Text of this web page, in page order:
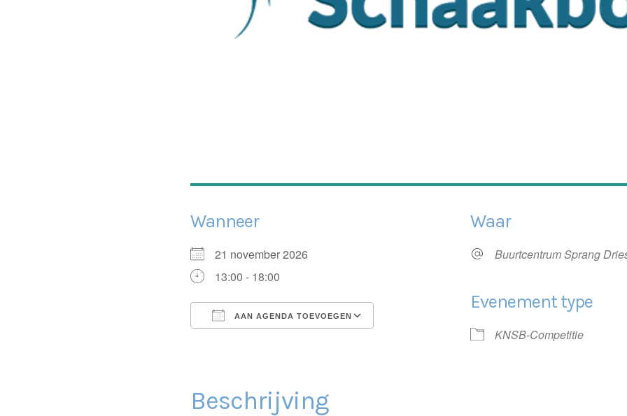
Wanneer
21 november 2026
13:00 - 18:00
AAN AGENDA TOEVOEGEN
Google Calendar iCalendar
Waar
Buurtcentrum Sprang
Evenement type
KNSB-Competitie
Beschrijving